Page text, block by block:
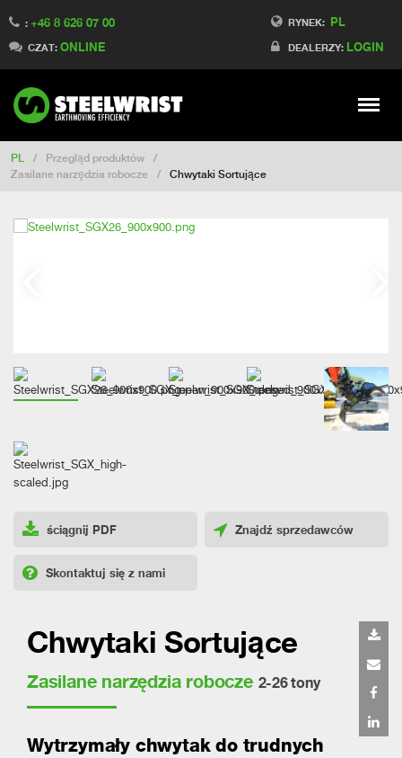
RYNEK: PL
DEALERZY: LOGIN
: +46 8 626 07 00
CZAT: ONLINE
Meny
Switch to Finland
Switch to Denmark
Switch to China
Switch to Australia
Change market
PL / Przegląd produktów
/
Zasilane narzędzia robocze
/ Chwytaki Sortujące
ściągnij PDF Znajdź sprzedawców
Skontaktuj się z nami
Chwytaki Sortujące
Zasilane narzędzia robocze 2-26 tony
Wytrzymały chwytak do trudnych